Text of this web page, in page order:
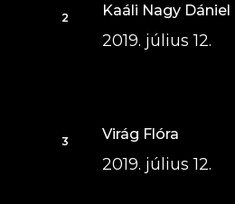
Kaáli Nagy Dániel
2019. július 12.
Virág Flóra
2019. július 12.